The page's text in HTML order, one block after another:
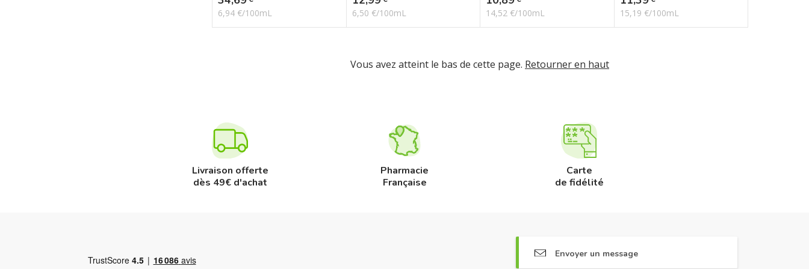
6,94 €/100mL
6,50 €/100mL
14,52 €/100mL
15,19 €/100mL
Vous avez atteint le bas de cette page. Retourner en haut
Livraison offerte
dès 49€ d'achat
Pharmacie
Française
Carte
de fidélité
Envoyer un message